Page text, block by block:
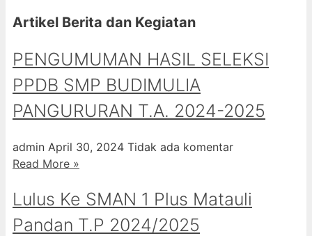
Artikel Berita dan Kegiatan
PENGUMUMAN HASIL SELEKSI
PPDB SMP BUDIMULIA
PANGURURAN T.A. 2024-2025
admin April 30, 2024 Tidak ada komentar
Read More »
Lulus Ke SMAN 1 Plus Matauli
Pandan T.P 2024/2025